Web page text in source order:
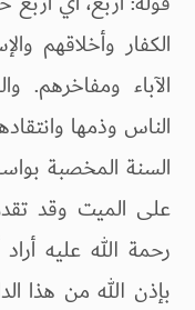
الكفار وأخلاقهم
الآباء ومفاخرهم.
الناس وذمها
السنة المخصبة
على الميت وقد
رحمة الله عليه
بإذن الله من هذا